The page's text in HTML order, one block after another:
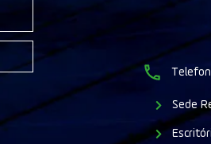
Sede